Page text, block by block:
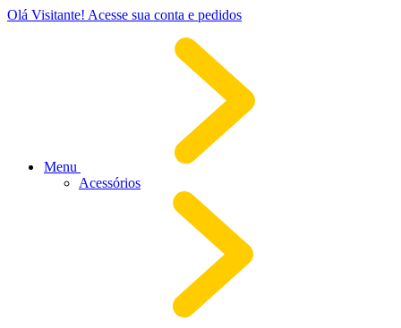
Olá Visitante! Acesse sua conta e pedidos
Menu
Acessórios